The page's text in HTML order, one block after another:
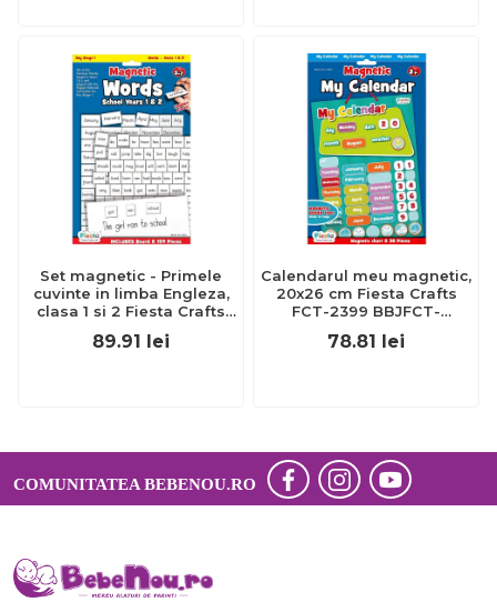
Set magnetic - Primele
cuvinte in limba Engleza,
clasa 1 si 2 Fiesta Crafts
FCT-2537 BBJFCT-
2537_Initiala
89.91 lei
Calendarul meu magnetic,
20x26 cm Fiesta Crafts
FCT-2399 BBJFCT-
2399_Initiala
78.81 lei
COMUNITATEA BEBENOU.RO